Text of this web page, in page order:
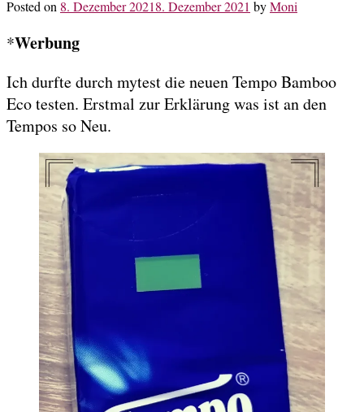
Posted on 8. Dezember 20218. Dezember 2021 byMoni
*Werbung
Ich durfte durch mytest die neuen Tempo Bamboo
Eco testen. Erstmal zur Erklärung was ist an den
Tempos so Neu.